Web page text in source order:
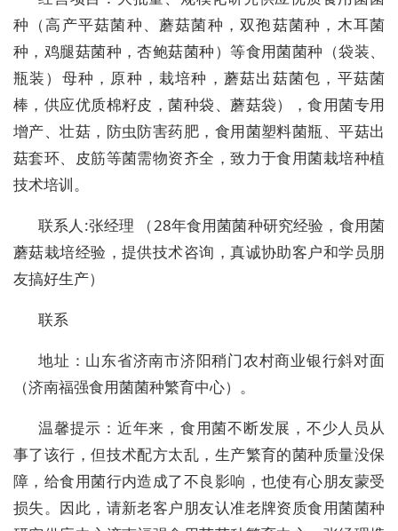
种（高产平菇菌种、蘑菇菌种，双孢菇菌种，木耳菌
种，鸡腿菇菌种，杏鲍菇菌种）等食用菌菌种（袋装、
瓶装）母种，原种，栽培种，蘑菇出菇菌包，平菇菌
棒，供应优质棉籽皮，菌种袋、蘑菇袋），食用菌专用
增产、壮菇，防虫防害药肥，食用菌塑料菌瓶、平菇出
菇套环、皮筋等菌需物资齐全，致力于食用菌栽培种植
技术培训。
联系人:张经理 （28年食用菌菌种研究经验，食用菌
蘑菇栽培经验，提供技术咨询，真诚协助客户和学员朋
友搞好生产）
联系
地址：山东省济南市济阳稍门农村商业银行斜对面
（济南福强食用菌菌种繁育中心）。
温馨提示：近年来，食用菌不断发展，不少人员从
事了该行，但技术配方太乱，生产繁育的菌种质量没保
障，给食用菌行内造成了不良影响，也使有心朋友蒙受
损失。因此，请新老客户朋友认准老牌资质食用菌菌种